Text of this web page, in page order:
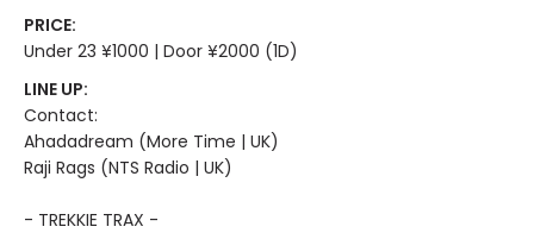
PRICE:
Under 23 ¥1000 | Door ¥2000 (1D)
LINE UP:
Contact:
Ahadadream (More Time | UK)
Raji Rags (NTS Radio | UK)
- TREKKIE TRAX -